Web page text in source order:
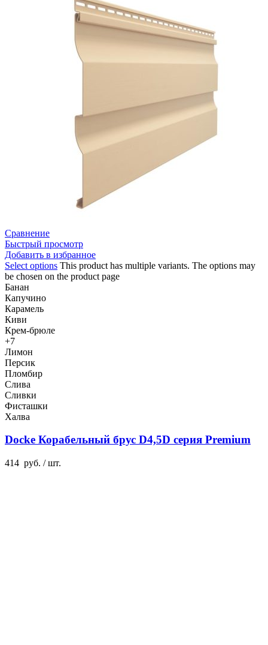
Сравнение
Быстрый просмотр
Добавить в избранное
Select options This product has multiple variants. The options may
be chosen on the product page
Банан
Капучино
Карамель
Киви
Крем-брюле
+7
Лимон
Персик
Пломбир
Слива
Сливки
Фисташки
Халва
Docke Корабельный брус D4,5D серия Premium
414 руб. / шт.